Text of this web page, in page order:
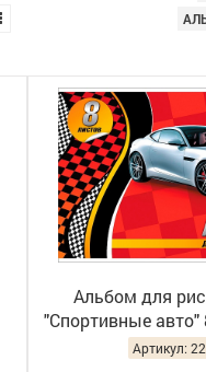
Альбом для
"Спортивные
Артикул: